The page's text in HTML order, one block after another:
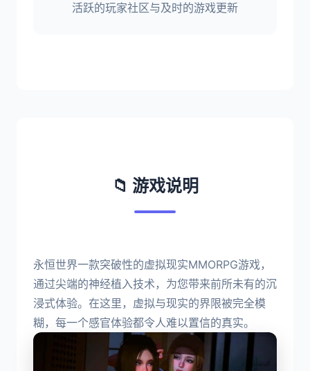
活跃的玩家社区与及时的游戏更新
📁 游戏说明
永恒世界一款突破性的虚拟现实MMORPG游戏，
通过尖端的神经植入技术，为您带来前所未有的沉
浸式体验。在这里，虚拟与现实的界限被完全模
糊，每一个感官体验都令人难以置信的真实。